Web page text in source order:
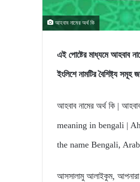
আহবাব নামের অর্থ কি
এই পোষ্টের মাধ্যমে আহবাব
ইংলিশে নামটির বৈশিষ্ট্য সমূহ
আহবাব নামের অর্থ কি |
meaning in bengali |
the name Bengali,
আসসালামু আলাইকুম, আপনারা